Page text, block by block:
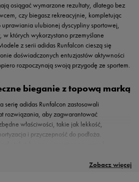
Zobacz więcej
osiągać wymarzone rezultaty, dlatego bez
czy biegasz rekreacyjnie, kompletując
ulubionej dyscypliny sportowej,
których wykorzystano przemyślane
z serii adidas Runfalcon cieszą się
doświadczonych entuzjastów aktywności
rozpoczynają swoją przygodę ze sportem.
bieganie z topową marką
serię adidas Runfalcon zastosowali
rozwiązania, aby zagwarantować
właściwości, takie jak lekkość,
i przyczepność do podłoża.
Siateczka czuwa nad cyrkulacją
programu treningowego. Sklep